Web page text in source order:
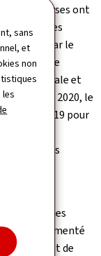
sans
et
non
Les analyses ont
techniques
par le
un délai de
générale et
de 2020, le
à 2019 pour
fournir.
s'est pas
des
techniques
augmenté
force est de